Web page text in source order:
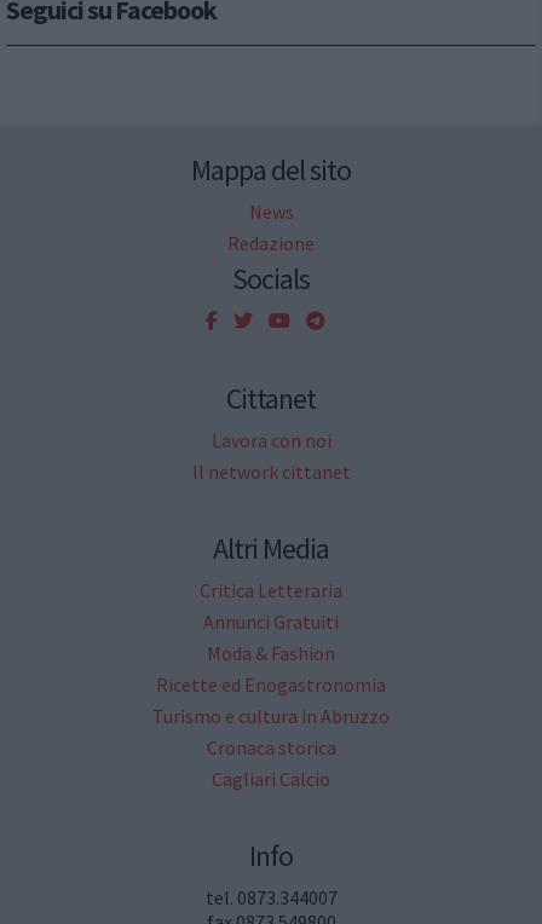
Seguici su Facebook
Mappa del sito
News
Redazione
Socials
Cittanet
Lavora con noi
Il network cittanet
Altri Media
Critica Letteraria
Annunci Gratuiti
Moda & Fashion
Ricette ed Enogastronomia
Turismo e cultura in Abruzzo
Cronaca storica
Cagliari Calcio
Info
tel. 0873.344007